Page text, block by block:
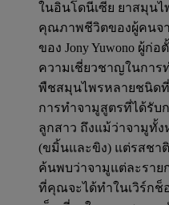
ในอินโดนีเซีย ยาสมุน
คุณภาพชีวิตของผู้คนจ
ของ Jony Yuwono ผู้ก่
ความเชี่ยวชาญในการ
พืชสมุนไพรหลายชนิด
การทำจามูสูตรที่ได้รั
ลูกสาว ถึงแม้ว่าจามูทั้
(ขมิ้นและขิง) แต่รสชา
ค้นพบว่าจามูแต่ละราย
ที่คุณจะได้ทำในเวิร์กช็